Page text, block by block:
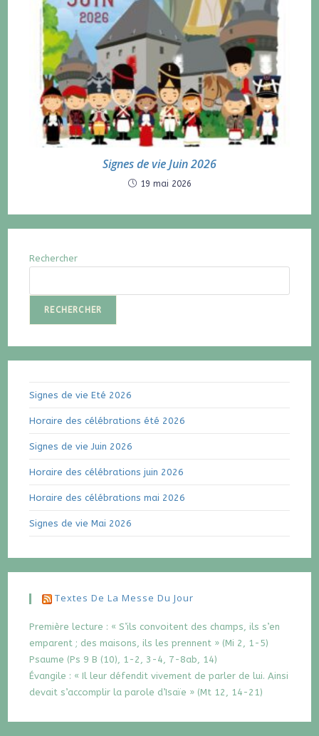
Signes de vie Juin 2026
19 mai 2026
Rechercher
RECHERCHER
Signes de vie Eté 2026
Horaire des célébrations été 2026
Signes de vie Juin 2026
Horaire des célébrations juin 2026
Horaire des célébrations mai 2026
Signes de vie Mai 2026
Textes De La Messe Du Jour
Première lecture : « S’ils convoitent des champs, ils s’en
emparent ; des maisons, ils les prennent » (Mi 2, 1-5)
Psaume (Ps 9 B (10), 1-2, 3-4, 7-8ab, 14)
Évangile : « Il leur défendit vivement de parler de lui. Ainsi
devait s’accomplir la parole d’Isaïe » (Mt 12, 14-21)